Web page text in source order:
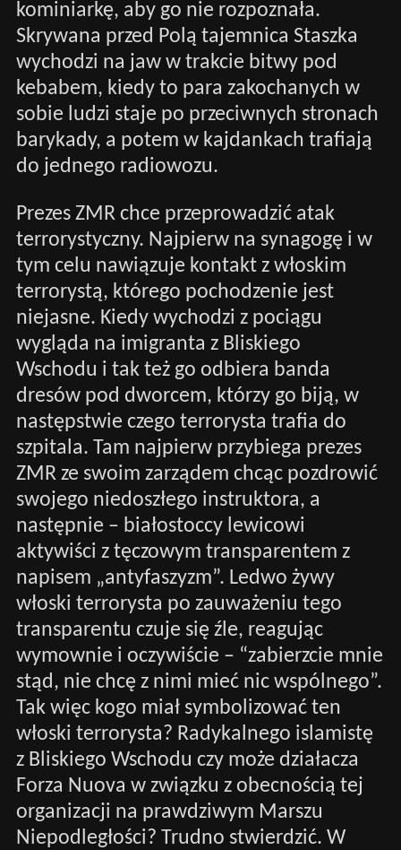
kominiarkę, aby go nie rozpoznała.
Skrywana przed Polą tajemnica Staszka
wychodzi na jaw w trakcie bitwy pod
kebabem, kiedy to para zakochanych w
sobie ludzi staje po przeciwnych stronach
barykady, a potem w kajdankach trafiają
do jednego radiowozu.
Prezes ZMR chce przeprowadzić atak
terrorystyczny. Najpierw na synagogę i w
tym celu nawiązuje kontakt z włoskim
terrorystą, którego pochodzenie jest
niejasne. Kiedy wychodzi z pociągu
wygląda na imigranta z Bliskiego
Wschodu i tak też go odbiera banda
dresów pod dworcem, którzy go biją, w
następstwie czego terrorysta trafia do
szpitala. Tam najpierw przybiega prezes
ZMR ze swoim zarządem chcąc pozdrowić
swojego niedoszłego instruktora, a
następnie – białostoccy lewicowi
aktywiści z tęczowym transparentem z
napisem „antyfaszyzm”. Ledwo żywy
włoski terrorysta po zauważeniu tego
transparentu czuje się źle, reagując
wymownie i oczywiście – “zabierzcie mnie
stąd, nie chcę z nimi mieć nic wspólnego”.
Tak więc kogo miał symbolizować ten
włoski terrorysta? Radykalnego islamistę
z Bliskiego Wschodu czy może działacza
Forza Nuova w związku z obecnością tej
organizacji na prawdziwym Marszu
Niepodległości? Trudno stwierdzić. W